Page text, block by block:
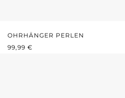
OHRHÄNGER PERLEN
REGULÄRER PREIS:
99,99 €